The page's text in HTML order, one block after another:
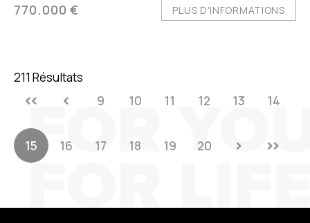
770.000 € PLUS D'INFORMATIONS
211 Résultats
9
10 11 12 13 14
15 16 17 18 19 20